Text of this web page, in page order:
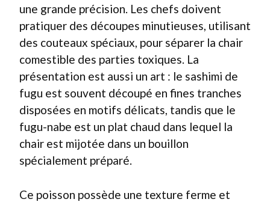
une grande précision. Les chefs doivent
pratiquer des découpes minutieuses, utilisant
des couteaux spéciaux, pour séparer la chair
comestible des parties toxiques. La
présentation est aussi un art : le sashimi de
fugu est souvent découpé en fines tranches
disposées en motifs délicats, tandis que le
fugu-nabe est un plat chaud dans lequel la
chair est mijotée dans un bouillon
spécialement préparé.
Ce poisson possède une texture ferme et